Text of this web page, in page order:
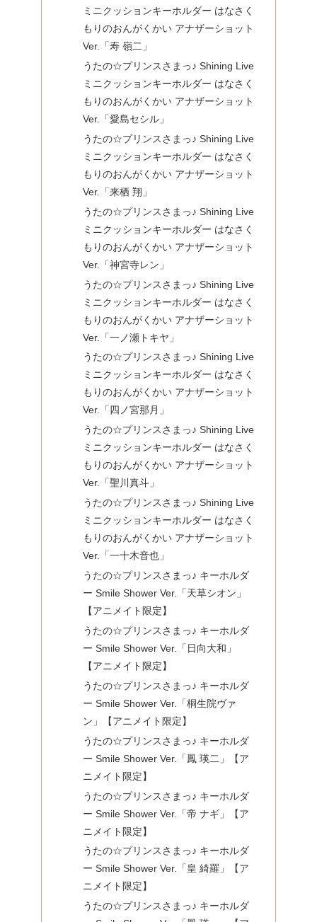
ミニクッションキーホルダー はなさく
もりのおんがくかい アナザーショット
Ver.「寿 嶺二」
うたの☆プリンスさまっ♪ Shining Live
ミニクッションキーホルダー はなさく
もりのおんがくかい アナザーショット
Ver.「愛島セシル」
うたの☆プリンスさまっ♪ Shining Live
ミニクッションキーホルダー はなさく
もりのおんがくかい アナザーショット
Ver.「来栖 翔」
うたの☆プリンスさまっ♪ Shining Live
ミニクッションキーホルダー はなさく
もりのおんがくかい アナザーショット
Ver.「神宮寺レン」
うたの☆プリンスさまっ♪ Shining Live
ミニクッションキーホルダー はなさく
もりのおんがくかい アナザーショット
Ver.「一ノ瀬トキヤ」
うたの☆プリンスさまっ♪ Shining Live
ミニクッションキーホルダー はなさく
もりのおんがくかい アナザーショット
Ver.「四ノ宮那月」
うたの☆プリンスさまっ♪ Shining Live
ミニクッションキーホルダー はなさく
もりのおんがくかい アナザーショット
Ver.「聖川真斗」
うたの☆プリンスさまっ♪ Shining Live
ミニクッションキーホルダー はなさく
もりのおんがくかい アナザーショット
Ver.「一十木音也」
うたの☆プリンスさまっ♪ キーホルダ
ー Smile Shower Ver.「天草シオン」
【アニメイト限定】
うたの☆プリンスさまっ♪ キーホルダ
ー Smile Shower Ver.「日向大和」
【アニメイト限定】
うたの☆プリンスさまっ♪ キーホルダ
ー Smile Shower Ver.「桐生院ヴァ
ン」【アニメイト限定】
うたの☆プリンスさまっ♪ キーホルダ
ー Smile Shower Ver.「鳳 瑛二」【ア
ニメイト限定】
うたの☆プリンスさまっ♪ キーホルダ
ー Smile Shower Ver.「帝 ナギ」【ア
ニメイト限定】
うたの☆プリンスさまっ♪ キーホルダ
ー Smile Shower Ver.「皇 綺羅」【ア
ニメイト限定】
うたの☆プリンスさまっ♪ キーホルダ